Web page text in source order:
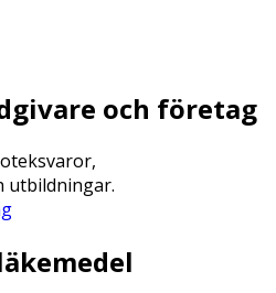
och företag
utbildningar.